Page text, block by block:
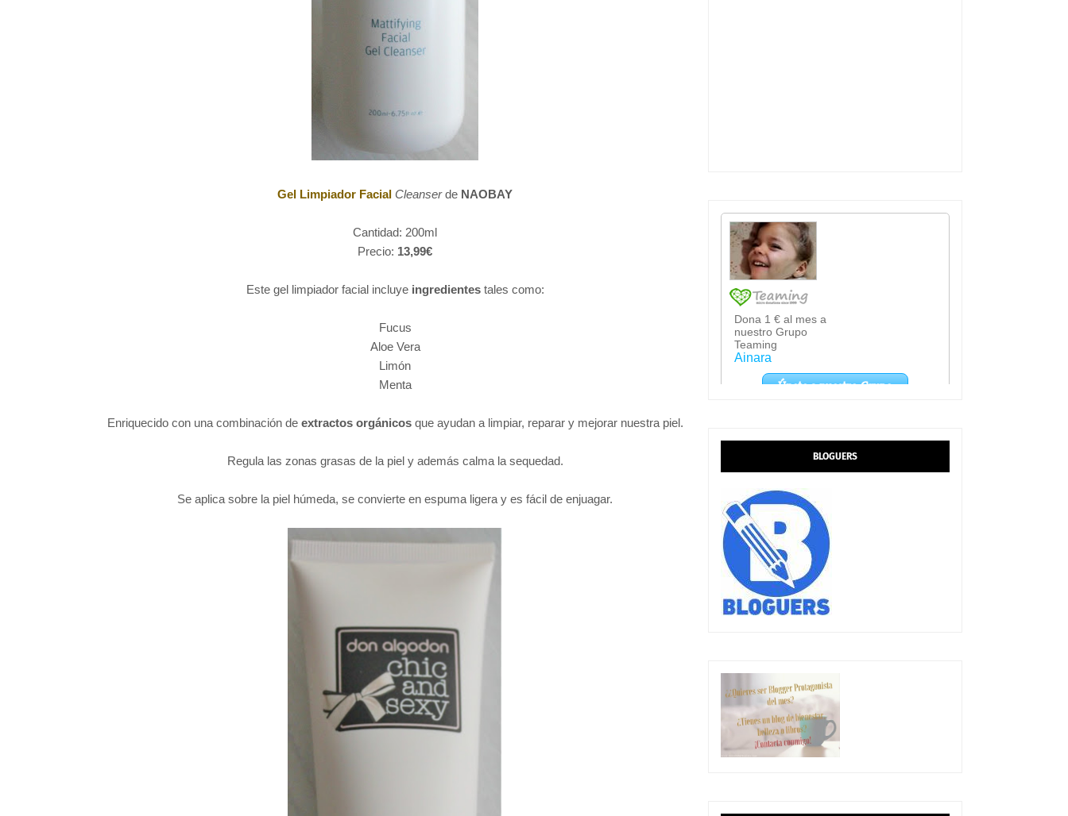
Gel Limpiador Facial Cleanserde NAOBAY
Cantidad: 200ml
Precio: 13,99€
Este gel limpiador facial incluye ingredientestales como:
Fucus
Aloe Vera
Limón
Menta
Enriquecido con una combinación de extractos orgánicosque ayudan a limpiar, reparar y mejorar nuestra piel.
Regula las zonas grasas de la piel y además calma la sequedad.
Se aplica sobre la piel húmeda, se convierte en espuma ligera y es fácil de enjuagar.
BLOGUERS